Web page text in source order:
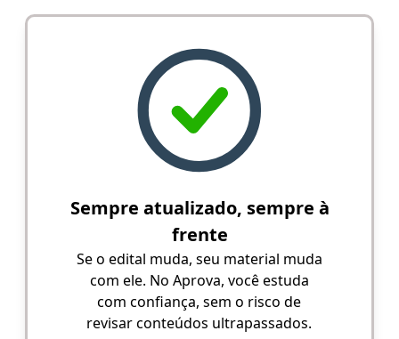
Sempre atualizado, sempre à
frente
Se o edital muda, seu material muda
com ele. No Aprova, você estuda
com confiança, sem o risco de
revisar conteúdos ultrapassados.